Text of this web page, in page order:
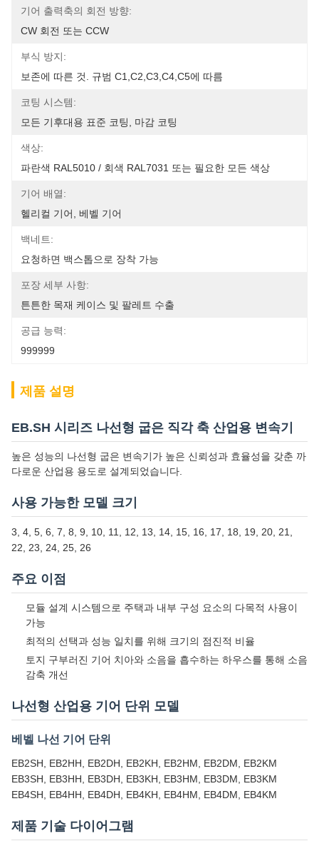
기어 출력축의 회전 방향:
CW 회전 또는 CCW
부식 방지:
보존에 따른 것. 규범 C1,C2,C3,C4,C5에 따름
코팅 시스템:
모든 기후대용 표준 코팅, 마감 코팅
색상:
파란색 RAL5010 / 회색 RAL7031 또는 필요한 모든 색상
기어 배열:
헬리컬 기어, 베벨 기어
백네트:
요청하면 백스톱으로 장착 가능
포장 세부 사항:
튼튼한 목재 케이스 및 팔레트 수출
공급 능력:
999999
제품 설명
EB.SH 시리즈 나선형 굽은 직각 축 산업용 변속기
높은 성능의 나선형 굽은 변속기가 높은 신뢰성과 효율성을 갖춘 까
다로운 산업용 용도로 설계되었습니다.
사용 가능한 모델 크기
3, 4, 5, 6, 7, 8, 9, 10, 11, 12, 13, 14, 15, 16, 17, 18, 19, 20, 21,
22, 23, 24, 25, 26
주요 이점
모듈 설계 시스템으로 주택과 내부 구성 요소의 다목적 사용이
가능
최적의 선택과 성능 일치를 위해 크기의 점진적 비율
토지 구부러진 기어 치아와 소음을 흡수하는 하우스를 통해 소음
감축 개선
나선형 산업용 기어 단위 모델
베벨 나선 기어 단위
EB2SH, EB2HH, EB2DH, EB2KH, EB2HM, EB2DM, EB2KM
EB3SH, EB3HH, EB3DH, EB3KH, EB3HM, EB3DM, EB3KM
EB4SH, EB4HH, EB4DH, EB4KH, EB4HM, EB4DM, EB4KM
제품 기술 다이어그램